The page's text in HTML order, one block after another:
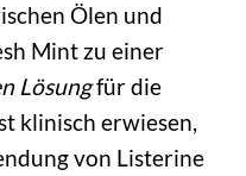
Ölen und
Mint zu einer
Lösungfür die
klinisch erwiesen,
von Listerine